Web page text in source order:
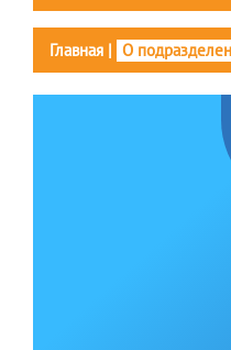
Главная | О